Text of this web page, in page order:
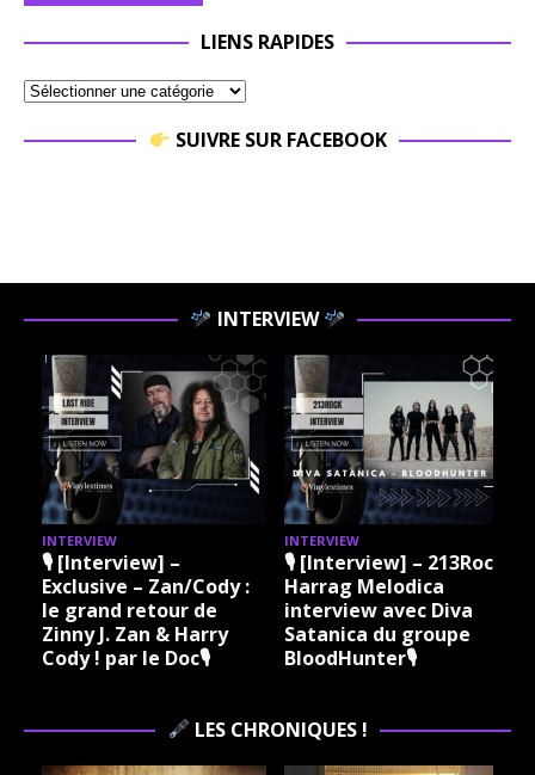
LIENS RAPIDES
SUIVRE SUR FACEBOOK
INTERVIEW
INTERVIEW
🎙 [Interview] –
Exclusive – Zan/Cody :
le grand retour de
Zinny J. Zan & Harry
Cody ! par le Doc🎙
INTERVIEW
🎙 [Interview] – 213Rock
Harrag Melodica
interview avec Diva
Satanica du groupe
BloodHunter🎙
LES CHRONIQUES !